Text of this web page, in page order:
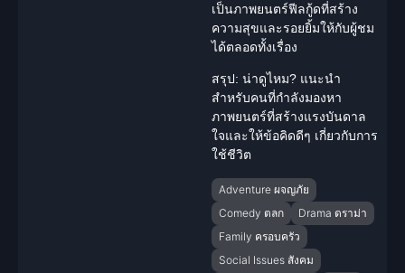
เป็นภาพยนตร์ฟีลกู้ดที่สร้าง
ความสุขและรอยยิ้มให้กับผู้ชม
ได้ตลอดทั้งเรื่อง
สรุป: น่าดูไหม? แนะนำ
สำหรับคนที่กำลังมองหา
ภาพยนตร์ที่สร้างแรงบันดาล
ใจและให้ข้อคิดดีๆ เกี่ยวกับการ
ใช้ชีวิต
Adventure ผจญภัย
Comedy ตลก
Drama ดราม่า
Family ครอบครัว
Social Issues สังคม